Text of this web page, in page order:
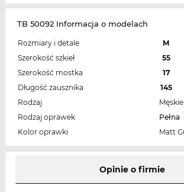
TB 50092 Informacja o modelach
Rozmiary i detale
M
Szerokość szkieł
55
Szerokość mostka
17
Długość zausznika
145
Rodzaj
Męskie
Rodzaj oprawek
Pełna
Kolor oprawki
Matt
Opinie o firmie